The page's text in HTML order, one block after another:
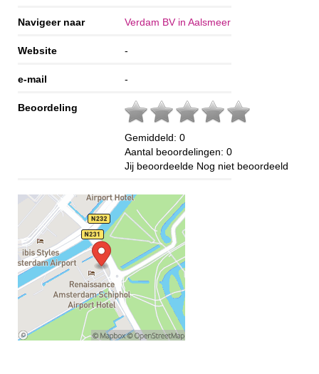
Navigeer naar Verdam BV in Aalsmeer
Website -
e-mail -
Beoordeling
Gemiddeld: 0
Aantal beoordelingen: 0
Jij beoordeelde Nog niet beoordeeld